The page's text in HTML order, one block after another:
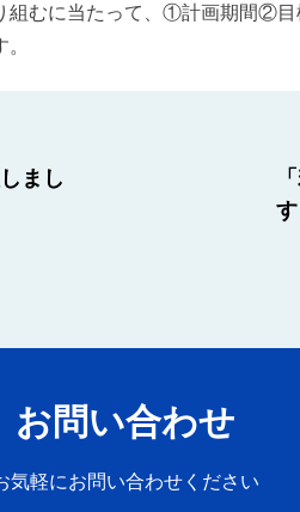
組むに当たって、①計画期間②
まし
す
お問い合わせ
気軽にお問い合わせください